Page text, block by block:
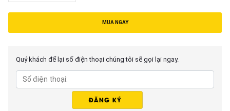
MUA NGAY
Quý khách để lại số điện thoại chúng tôi sẽ gọi lại ngay.